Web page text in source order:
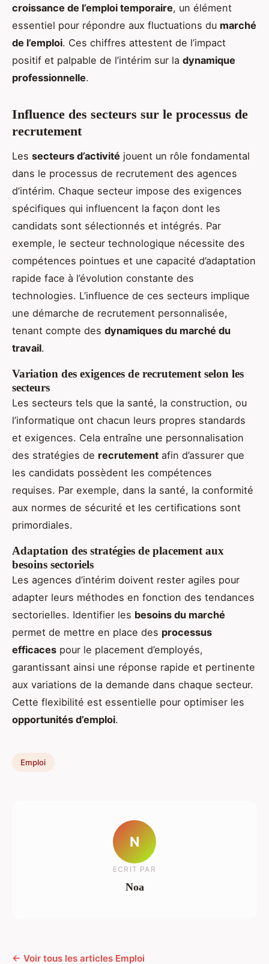
croissance de l’emploi temporaire, un élément
essentiel pour répondre aux fluctuations du marché
de l’emploi. Ces chiffres attestent de l’impact
positif et palpable de l’intérim sur la dynamique
professionnelle.
Influence des secteurs sur le processus de
recrutement
Les secteurs d’activité jouent un rôle fondamental
dans le processus de recrutement des agences
d’intérim. Chaque secteur impose des exigences
spécifiques qui influencent la façon dont les
candidats sont sélectionnés et intégrés. Par
exemple, le secteur technologique nécessite des
compétences pointues et une capacité d’adaptation
rapide face à l’évolution constante des
technologies. L’influence de ces secteurs implique
une démarche de recrutement personnalisée,
tenant compte des dynamiques du marché du
travail.
Variation des exigences de recrutement selon les
secteurs
Les secteurs tels que la santé, la construction, ou
l’informatique ont chacun leurs propres standards
et exigences. Cela entraîne une personnalisation
des stratégies de recrutement afin d’assurer que
les candidats possèdent les compétences
requises. Par exemple, dans la santé, la conformité
aux normes de sécurité et les certifications sont
primordiales.
Adaptation des stratégies de placement aux
besoins sectoriels
Les agences d’intérim doivent rester agiles pour
adapter leurs méthodes en fonction des tendances
sectorielles. Identifier les besoins du marché
permet de mettre en place des processus
efficaces pour le placement d’employés,
garantissant ainsi une réponse rapide et pertinente
aux variations de la demande dans chaque secteur.
Cette flexibilité est essentielle pour optimiser les
opportunités d’emploi.
Emploi
N
ECRIT PAR
Noa
← Voir tous les articles Emploi